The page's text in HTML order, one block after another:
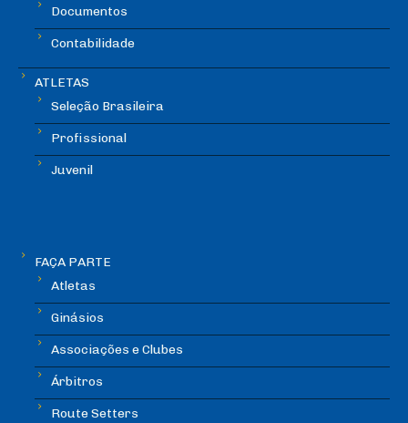
Documentos
Contabilidade
ATLETAS
Seleção Brasileira
Profissional
Juvenil
FAÇA PARTE
Atletas
Ginásios
Associações e Clubes
Árbitros
Route Setters